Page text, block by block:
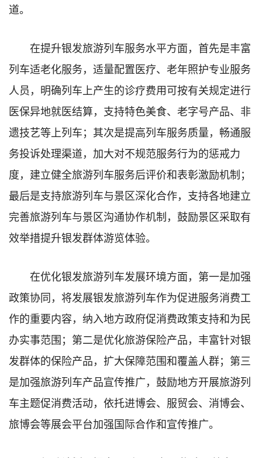
道。
在提升银发旅游列车服务水平方面，首先是丰富
列车适老化服务，适量配置医疗、老年照护专业服务
人员，明确列车上产生的诊疗费用可按有关规定进行
医保异地就医结算，支持特色美食、老字号产品、非
遗技艺等上列车；其次是提高列车服务质量，畅通服
务投诉处理渠道，加大对不规范服务行为的惩戒力
度，建立健全旅游列车服务后评价和表彰激励机制；
最后是支持旅游列车与景区深化合作，支持各地建立
完善旅游列车与景区沟通协作机制，鼓励景区采取有
效举措提升银发群体游览体验。
在优化银发旅游列车发展环境方面，第一是加强
政策协同，将发展银发旅游列车作为促进服务消费工
作的重要内容，纳入地方政府促消费政策支持和为民
办实事范围；第二是优化旅游保险产品，丰富针对银
发群体的保险产品，扩大保障范围和覆盖人群；第三
是加强旅游列车产品宣传推广，鼓励地方开展旅游列
车主题促消费活动，依托进博会、服贸会、消博会、
旅博会等展会平台加强国际合作和宣传推广。